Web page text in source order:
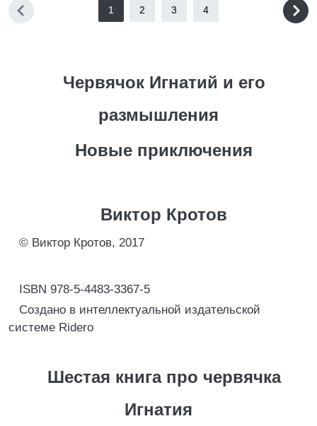
1 2 3 4
Червячок Игнатий и его
размышления
Новые приключения
Виктор Кротов
© Виктор Кротов, 2017
ISBN 978-5-4483-3367-5
Создано в интеллектуальной издательской
системе Ridero
Шестая книга про червячка
Игнатия